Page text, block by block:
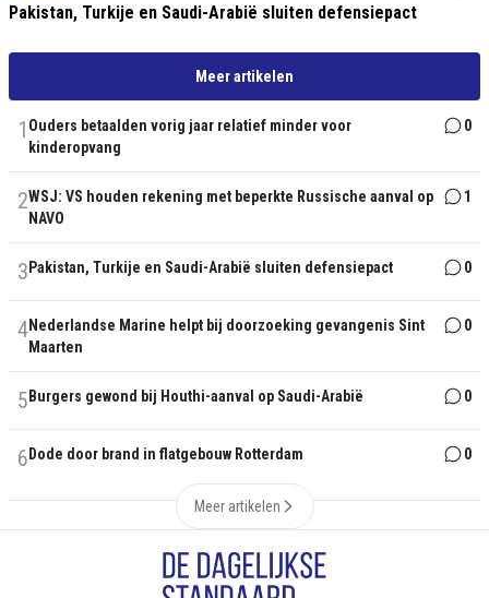
Pakistan, Turkije en Saudi-Arabië sluiten defensiepact
Meer artikelen
1 Ouders betaalden vorig jaar relatief minder voor
kinderopvang
0
2WSJ: VS houden rekening met beperkte Russische aanval op
NAVO
1
3 Pakistan, Turkije en Saudi-Arabië sluiten defensiepact 0
4Nederlandse Marine helpt bij doorzoeking gevangenis Sint
Maarten
0
5 Burgers gewond bij Houthi-aanval op Saudi-Arabië 0
6 Dode door brand in flatgebouw Rotterdam 0
Meer artikelen